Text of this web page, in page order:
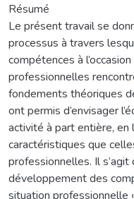
Résumé
Le présent travail se
processus à travers
compétences à
professionnelles
fondements théoriques
ont permis d’envisager
activité à part entière, en
caractéristiques que
professionnelles. Il
développement des
situation professionnelle